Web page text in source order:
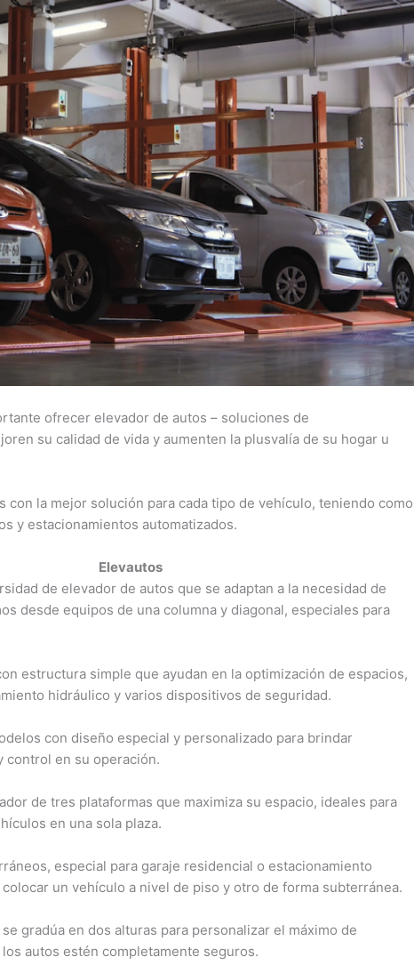
ofrecer elevador de autos – soluciones de
su calidad de vida y aumenten la plusvalía de su hogar u
con la mejor solución para cada tipo de vehículo, teniendo como
y estacionamientos automatizados.
Elevautos
de elevador de autos que se adaptan a la necesidad de
desde equipos de una columna y diagonal, especiales para
estructura simple que ayudan en la optimización de espacios,
hidráulico y varios dispositivos de seguridad.
con diseño especial y personalizado para brindar
control en su operación.
de tres plataformas que maximiza su espacio, ideales para
en una sola plaza.
especial para garaje residencial o estacionamiento
un vehículo a nivel de piso y otro de forma subterránea.
gradúa en dos alturas para personalizar el máximo de
autos estén completamente seguros.